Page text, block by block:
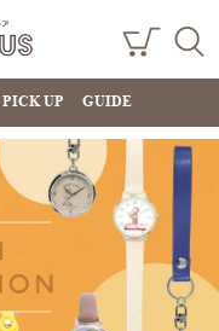
ー
イ
ング
カー
PICK UP GUIDE